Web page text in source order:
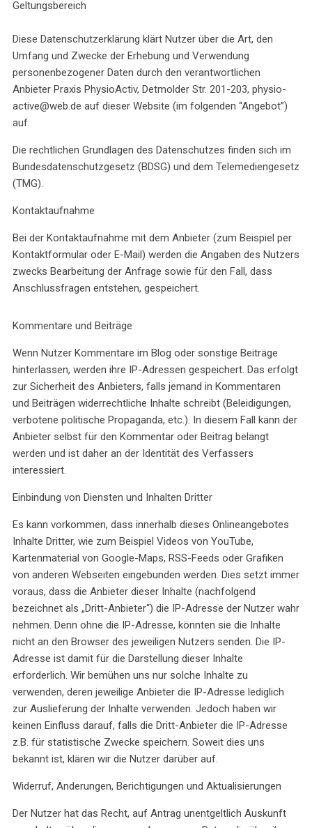
Geltungsbereich
Diese Datenschutzerklärung klärt Nutzer über die Art, den
Umfang und Zwecke der Erhebung und Verwendung
personenbezogener Daten durch den verantwortlichen
Anbieter Praxis PhysioActiv, Detmolder Str. 201-203, physio-
active@web.de auf dieser Website (im folgenden “Angebot”)
auf.
Die rechtlichen Grundlagen des Datenschutzes finden sich im
Bundesdatenschutzgesetz (BDSG) und dem Telemediengesetz
(TMG).
Kontaktaufnahme
Bei der Kontaktaufnahme mit dem Anbieter (zum Beispiel per
Kontaktformular oder E-Mail) werden die Angaben des Nutzers
zwecks Bearbeitung der Anfrage sowie für den Fall, dass
Anschlussfragen entstehen, gespeichert.
Kommentare und Beiträge
Wenn Nutzer Kommentare im Blog oder sonstige Beiträge
hinterlassen, werden ihre IP-Adressen gespeichert. Das erfolgt
zur Sicherheit des Anbieters, falls jemand in Kommentaren
und Beiträgen widerrechtliche Inhalte schreibt (Beleidigungen,
verbotene politische Propaganda, etc.). In diesem Fall kann der
Anbieter selbst für den Kommentar oder Beitrag belangt
werden und ist daher an der Identität des Verfassers
interessiert.
Einbindung von Diensten und Inhalten Dritter
Es kann vorkommen, dass innerhalb dieses Onlineangebotes
Inhalte Dritter, wie zum Beispiel Videos von YouTube,
Kartenmaterial von Google-Maps, RSS-Feeds oder Grafiken
von anderen Webseiten eingebunden werden. Dies setzt immer
voraus, dass die Anbieter dieser Inhalte (nachfolgend
bezeichnet als „Dritt-Anbieter“) die IP-Adresse der Nutzer wahr
nehmen. Denn ohne die IP-Adresse, könnten sie die Inhalte
nicht an den Browser des jeweiligen Nutzers senden. Die IP-
Adresse ist damit für die Darstellung dieser Inhalte
erforderlich. Wir bemühen uns nur solche Inhalte zu
verwenden, deren jeweilige Anbieter die IP-Adresse lediglich
zur Auslieferung der Inhalte verwenden. Jedoch haben wir
keinen Einfluss darauf, falls die Dritt-Anbieter die IP-Adresse
z.B. für statistische Zwecke speichern. Soweit dies uns
bekannt ist, klären wir die Nutzer darüber auf.
Widerruf, Änderungen, Berichtigungen und Aktualisierungen
Der Nutzer hat das Recht, auf Antrag unentgeltlich Auskunft